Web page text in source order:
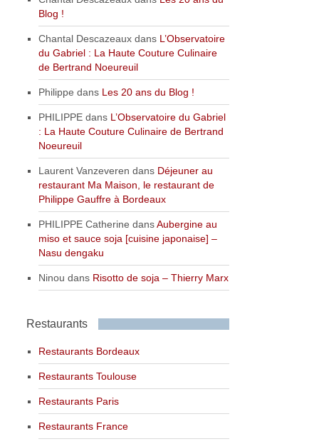
Blog !
Chantal Descazeaux dans L’Observatoire
du Gabriel : La Haute Couture Culinaire
de Bertrand Noeureuil
Philippe dans Les 20 ans du Blog !
PHILIPPE dans L’Observatoire du Gabriel
: La Haute Couture Culinaire de Bertrand
Noeureuil
Laurent Vanzeveren dans Déjeuner au
restaurant Ma Maison, le restaurant de
Philippe Gauffre à Bordeaux
PHILIPPE Catherine dansAubergine au
miso et sauce soja [cuisine japonaise] –
Nasu dengaku
Ninou dans Risotto de soja – Thierry Marx
Restaurants
Restaurants Bordeaux
Restaurants Toulouse
Restaurants Paris
Restaurants France